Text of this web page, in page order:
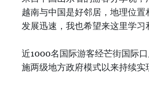
越南与中国是好邻居，地理位
发展迅速，我也希望来这里学习
近1000名国际游客经芒街国际
施两级地方政府模式以来持续实